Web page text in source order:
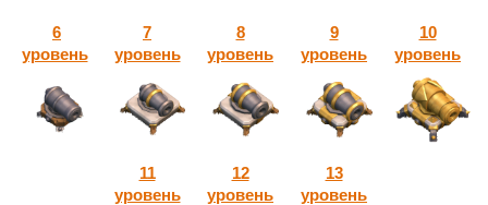
6
уровень
7
уровень
8
уровень
9
уровень
10
уровень
11
уровень
12
уровень
13
уровень